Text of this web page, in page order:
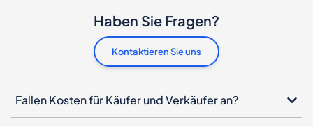
Haben Sie Fragen?
Kontaktieren Sie uns
Fallen Kosten für Käufer und Verkäufer an?